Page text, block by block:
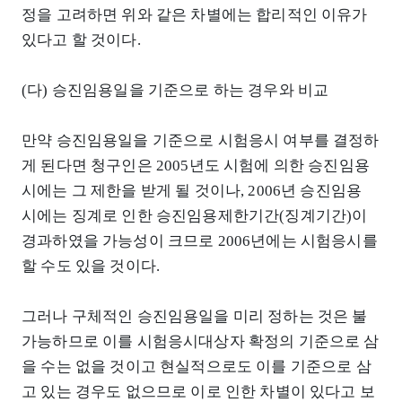
정을 고려하면 위와 같은 차별에는 합리적인 이유가
있다고 할 것이다.
(다) 승진임용일을 기준으로 하는 경우와 비교
만약 승진임용일을 기준으로 시험응시 여부를 결정하
게 된다면 청구인은 2005년도 시험에 의한 승진임용
시에는 그 제한을 받게 될 것이나, 2006년 승진임용
시에는 징계로 인한 승진임용제한기간(징계기간)이
경과하였을 가능성이 크므로 2006년에는 시험응시를
할 수도 있을 것이다.
그러나 구체적인 승진임용일을 미리 정하는 것은 불
가능하므로 이를 시험응시대상자 확정의 기준으로 삼
을 수는 없을 것이고 현실적으로도 이를 기준으로 삼
고 있는 경우도 없으므로 이로 인한 차별이 있다고 보